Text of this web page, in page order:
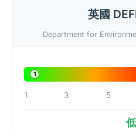
英國
Department for
1
1 3 5
低